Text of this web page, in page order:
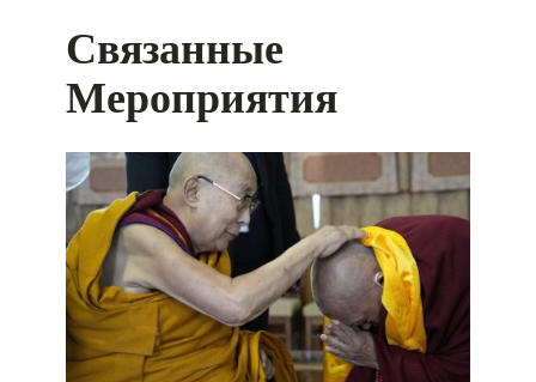
Связанные
Мероприятия